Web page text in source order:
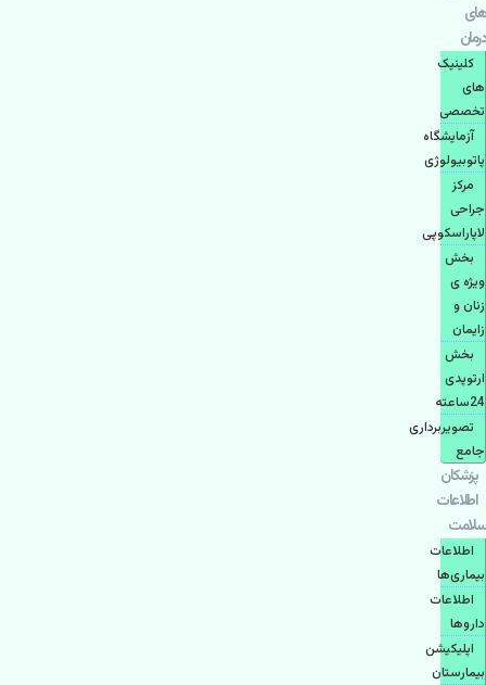
های
درمان
کلینیک
های
تخصصی
آزمایشگاه
پاتوبیولوژی
مرکز
جراحی
لاپاراسکوپی
بخش
ویژه ی
زنان و
زایمان
بخش
ارتوپدی
24ساعته
تصویربرداری
جامع
پزشكان
اطلاعات
سلامت
اطلاعات
بیماری‌ها
اطلاعات
دارو‌ها
اپليكيشن
بيمارستان